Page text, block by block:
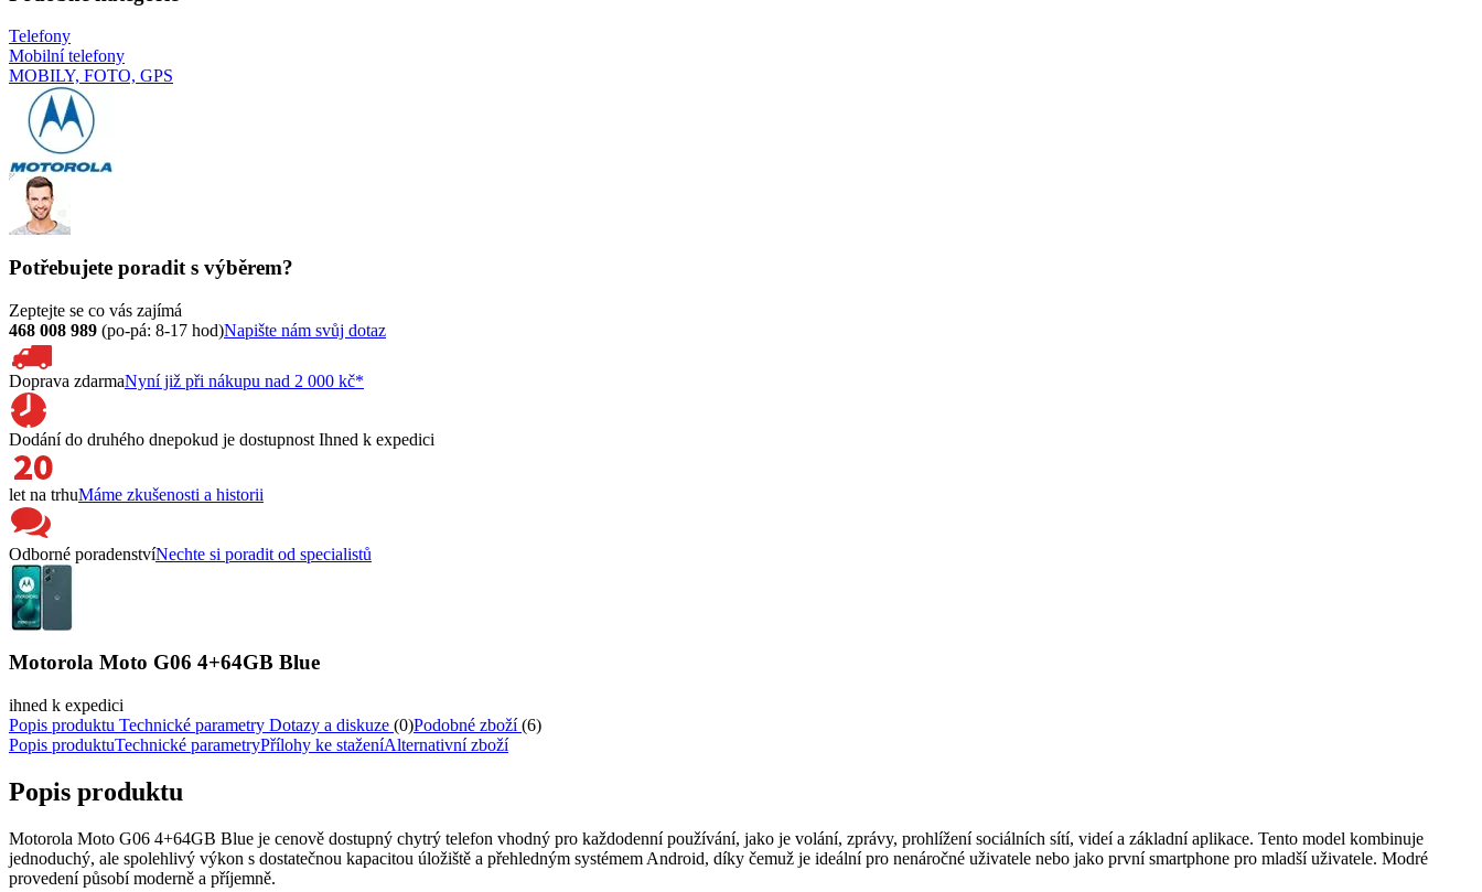
Telefony
Mobilní telefony
MOBILY, FOTO, GPS
Potřebujete poradit s výběrem?
Zeptejte se co vás zajímá
468 008 989 (po-pá: 8-17 hod)Napište nám svůj dotaz
Doprava zdarmaNyní již při nákupu nad 2 000 kč*
Dodání do druhého dnepokud je dostupnost Ihned k expedici
let na trhuMáme zkušenosti a historii
Odborné poradenstvíNechte si poradit od specialistů
Motorola Moto G06 4+64GB Blue
ihned k expedici
Popis produktu Technické parametry Dotazy a diskuze (0)Podobné zboží(6)
Popis produktuTechnické parametryPřílohy ke staženíAlternativní zboží
Popis produktu
Motorola Moto G06 4+64GB Blue je cenově dostupný chytrý telefon vhodný pro každodenní používání, jako je volání, zprávy, prohlížení sociálních sítí, videí a základní aplikace. Tento model kombinuje
jednoduchý, ale spolehlivý výkon s dostatečnou kapacitou úložiště a přehledným systémem Android, díky čemuž je ideální pro nenáročné uživatele nebo jako první smartphone pro mladší uživatele. Modré
provedení působí moderně a příjemně.